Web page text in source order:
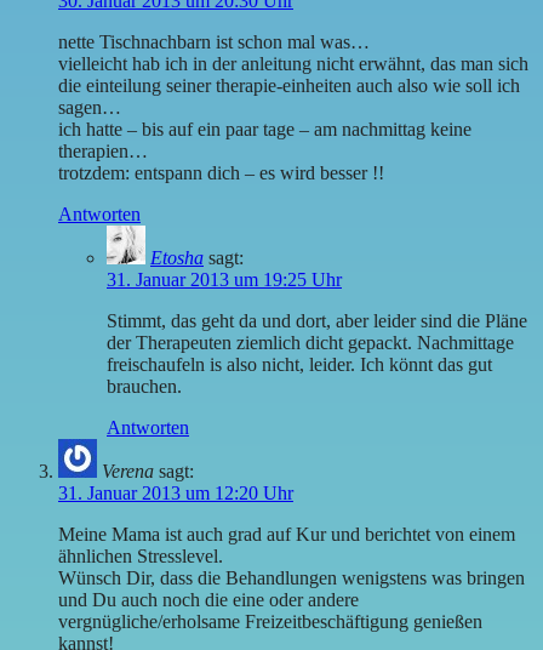
nette Tischnachbarn ist schon mal was…
vielleicht hab ich in der anleitung nicht erwähnt, das man sich
die einteilung seiner therapie-einheiten auch also wie soll ich
sagen…
ich hatte – bis auf ein paar tage – am nachmittag keine
therapien…
trotzdem: entspann dich – es wird besser !!
Antworten
Etosha sagt:
31. Januar 2013 um 19:25 Uhr
Stimmt, das geht da und dort, aber leider sind die Pläne
der Therapeuten ziemlich dicht gepackt. Nachmittage
freischaufeln is also nicht, leider. Ich könnt das gut
brauchen.
Antworten
Verena sagt:
31. Januar 2013 um 12:20 Uhr
Meine Mama ist auch grad auf Kur und berichtet von einem
ähnlichen Stresslevel.
Wünsch Dir, dass die Behandlungen wenigstens was bringen
und Du auch noch die eine oder andere
vergnügliche/erholsame Freizeitbeschäftigung genießen
kannst!